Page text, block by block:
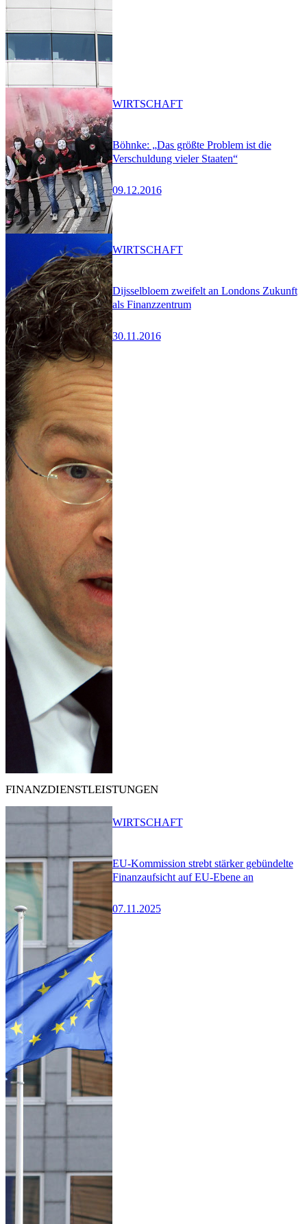
Böhnke: „Das größte Problem ist die
Verschuldung vieler Staaten“
09.12.2016
WIRTSCHAFT
Dijsselbloem zweifelt an Londons Zukunft
als Finanzzentrum
30.11.2016
WIRTSCHAFT
FINANZDIENSTLEISTUNGEN
EU-Kommission strebt stärker gebündelte
Finanzaufsicht auf EU-Ebene an
07.11.2025
WIRTSCHAFT